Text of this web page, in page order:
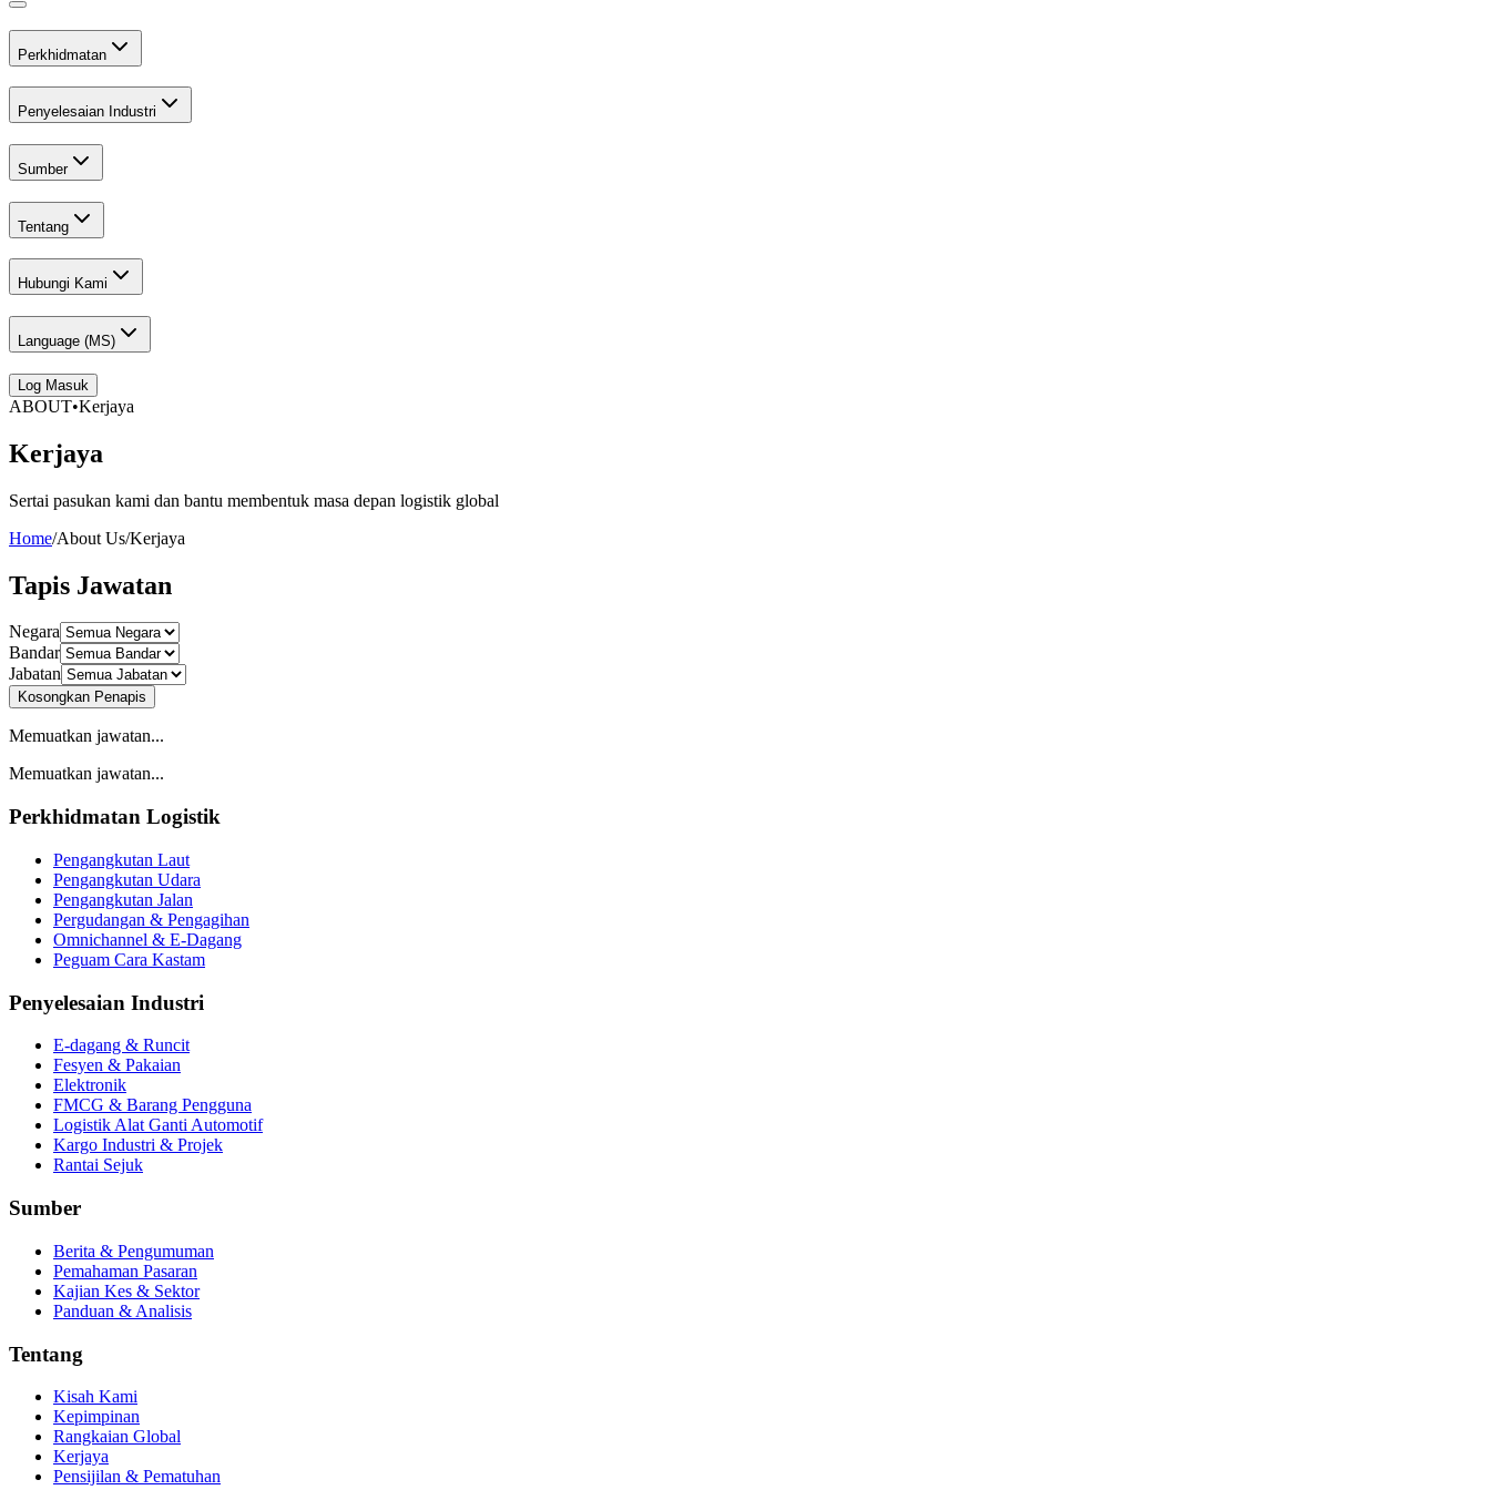
Perkhidmatan
Penyelesaian Industri
Sumber
Tentang
Hubungi Kami
Language (MS)
Log Masuk
ABOUT•Kerjaya
Kerjaya
Sertai pasukan kami dan bantu membentuk masa depan logistik global
Home/About Us/Kerjaya
Tapis Jawatan
Negara
Bandar
Jabatan
Kosongkan Penapis
Memuatkan jawatan...
Memuatkan jawatan...
Perkhidmatan Logistik
Pengangkutan Laut
Pengangkutan Udara
Pengangkutan Jalan
Pergudangan & Pengagihan
Omnichannel & E‑Dagang
Peguam Cara Kastam
Penyelesaian Industri
E‑dagang & Runcit
Fesyen & Pakaian
Elektronik
FMCG & Barang Pengguna
Logistik Alat Ganti Automotif
Kargo Industri & Projek
Rantai Sejuk
Sumber
Berita & Pengumuman
Pemahaman Pasaran
Kajian Kes & Sektor
Panduan & Analisis
Tentang
Kisah Kami
Kepimpinan
Rangkaian Global
Kerjaya
Pensijilan & Pematuhan